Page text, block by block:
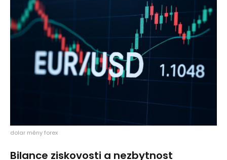
dolar měny forex
Bilance ziskovosti a nezbytnost